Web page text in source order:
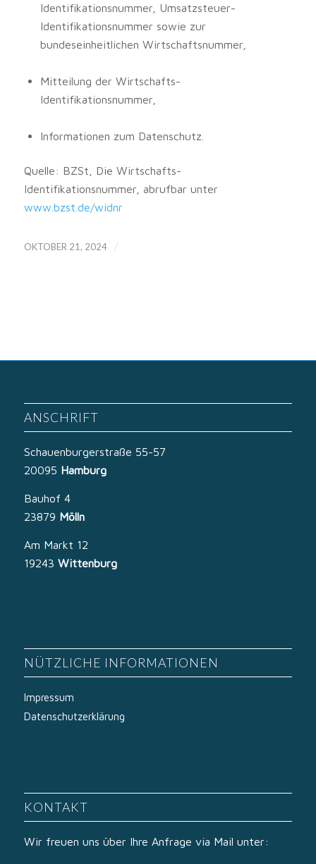
Identifikationsnummer, Umsatzsteuer-
Identifikationsnummer sowie zur
bundeseinheitlichen Wirtschaftsnummer,
Mitteilung der Wirtschafts-
Identifikationsnummer,
Informationen zum Datenschutz.
Quelle: BZSt, Die Wirtschafts-
Identifikationsnummer, abrufbar unter
www.bzst.de/widnr
OKTOBER 21, 2024 /
ANSCHRIFT
Schauenburgerstraße 55-57
20095 Hamburg
Bauhof 4
23879 Mölln
Am Markt 12
19243 Wittenburg
NÜTZLICHE INFORMATIONEN
Impressum
Datenschutzerklärung
KONTAKT
Wir freuen uns über Ihre Anfrage via Mail unter: